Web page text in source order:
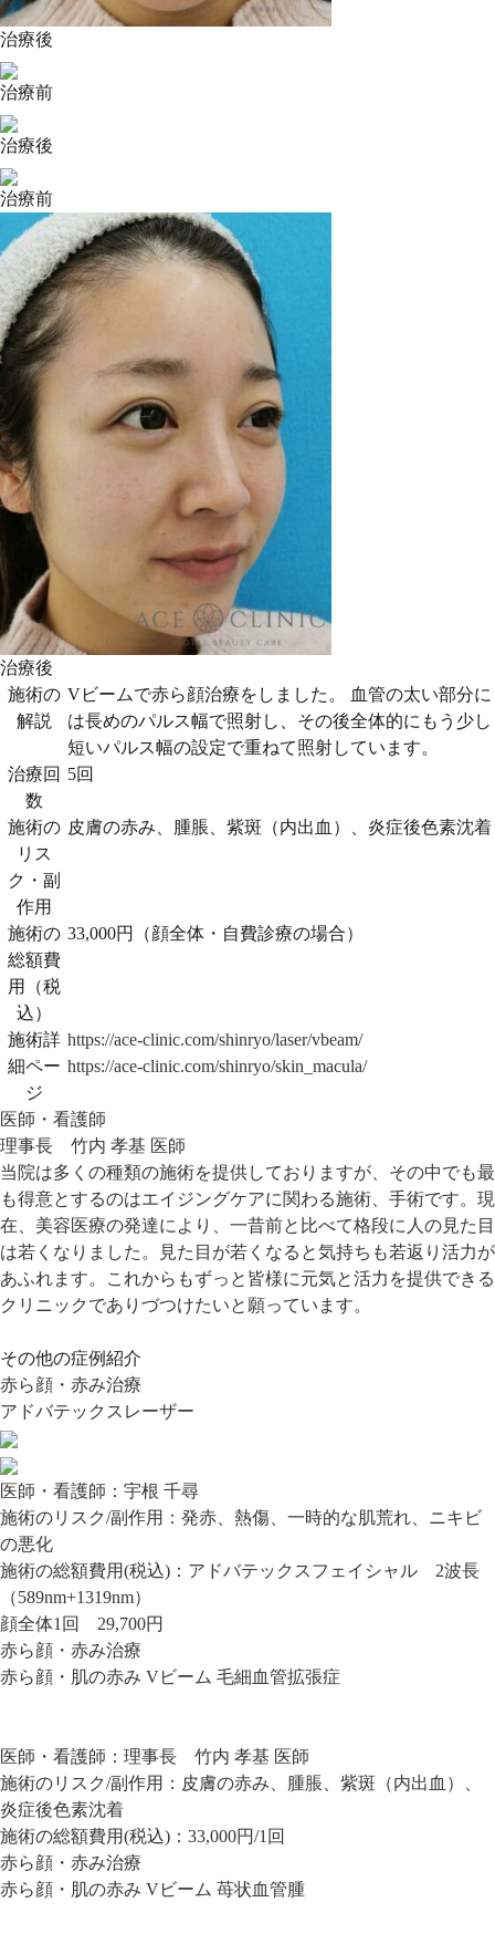
治療後
治療前
治療後
治療前
治療後
施術の
解説
Vビームで赤ら顔治療をしました。 血管の太い部分に
は長めのパルス幅で照射し、その後全体的にもう少し
短いパルス幅の設定で重ねて照射しています。
治療回
数
5回
施術の
リス
ク・副
作用
皮膚の赤み、腫脹、紫斑（内出血）、炎症後色素沈着
施術の
総額費
用（税
込）
33,000円（顔全体・自費診療の場合）
施術詳
細ペー
ジ
https://ace-clinic.com/shinryo/laser/vbeam/
https://ace-clinic.com/shinryo/skin_macula/
医師・看護師
理事長 竹内 孝基 医師
当院は多くの種類の施術を提供しておりますが、その中でも最
も得意とするのはエイジングケアに関わる施術、手術です。現
在、美容医療の発達により、一昔前と比べて格段に人の見た目
は若くなりました。見た目が若くなると気持ちも若返り活力が
あふれます。これからもずっと皆様に元気と活力を提供できる
クリニックでありづつけたいと願っています。
その他の症例紹介
赤ら顔・赤み治療
アドバテックスレーザー
医師・看護師： 宇根 千尋
施術のリスク/副作用： 発赤、熱傷、一時的な肌荒れ、ニキビ
の悪化
施術の総額費用(税込)： アドバテックスフェイシャル 2波長
（589nm+1319nm）
顔全体1回 29,700円
赤ら顔・赤み治療
赤ら顔・肌の赤み Vビーム 毛細血管拡張症
医師・看護師： 理事長 竹内 孝基 医師
施術のリスク/副作用： 皮膚の赤み、腫脹、紫斑（内出血）、
炎症後色素沈着
施術の総額費用(税込)： 33,000円/1回
赤ら顔・赤み治療
赤ら顔・肌の赤み Vビーム 苺状血管腫